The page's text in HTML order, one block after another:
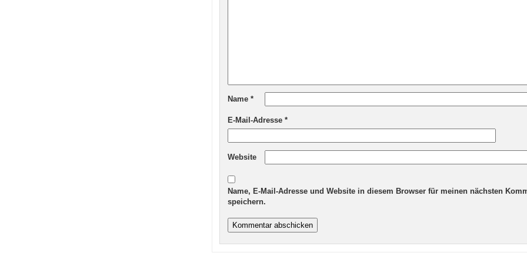
Name*
E-Mail-Adresse*
Website
Name, E-Mail-Adresse und Website in diesem Browser für meinen nächsten
speichern.